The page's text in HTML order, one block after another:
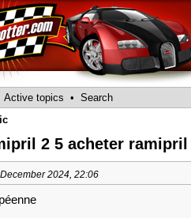
Active topics • Search
2 5 acheter ramipril
2024, 22:06